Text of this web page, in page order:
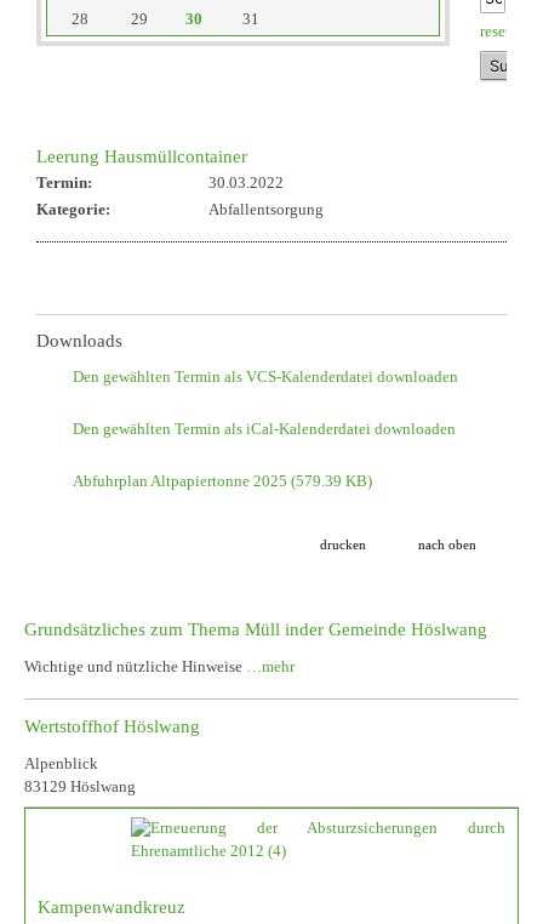
28
29 30 31
reset
Leerung Hausmüllcontainer
Termin:
30.03.2022
Kategorie:
Abfallentsorgung
Downloads
Den gewählten Termin als VCS-Kalenderdatei downloaden
Den gewählten Termin als iCal-Kalenderdatei downloaden
Abfuhrplan Altpapiertonne 2025 (579.39 KB)
drucken nach oben
Grundsätzliches zum Thema Müll inder Gemeinde Höslwang
Wichtige und nützliche Hinweise …mehr
Wertstoffhof Höslwang
Alpenblick
83129 Höslwang
Kampenwandkreuz